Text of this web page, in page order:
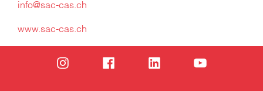
info@sac-cas.ch
www.sac-cas.ch